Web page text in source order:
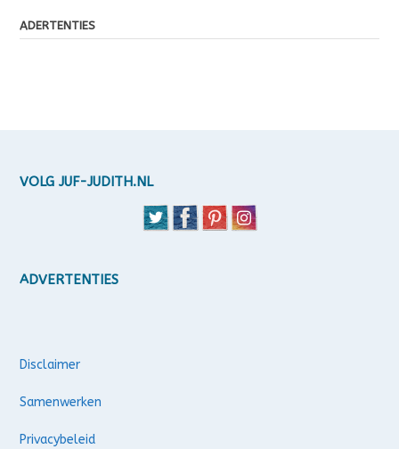
ADERTENTIES
VOLG JUF-JUDITH.NL
ADVERTENTIES
Disclaimer
Samenwerken
Privacybeleid